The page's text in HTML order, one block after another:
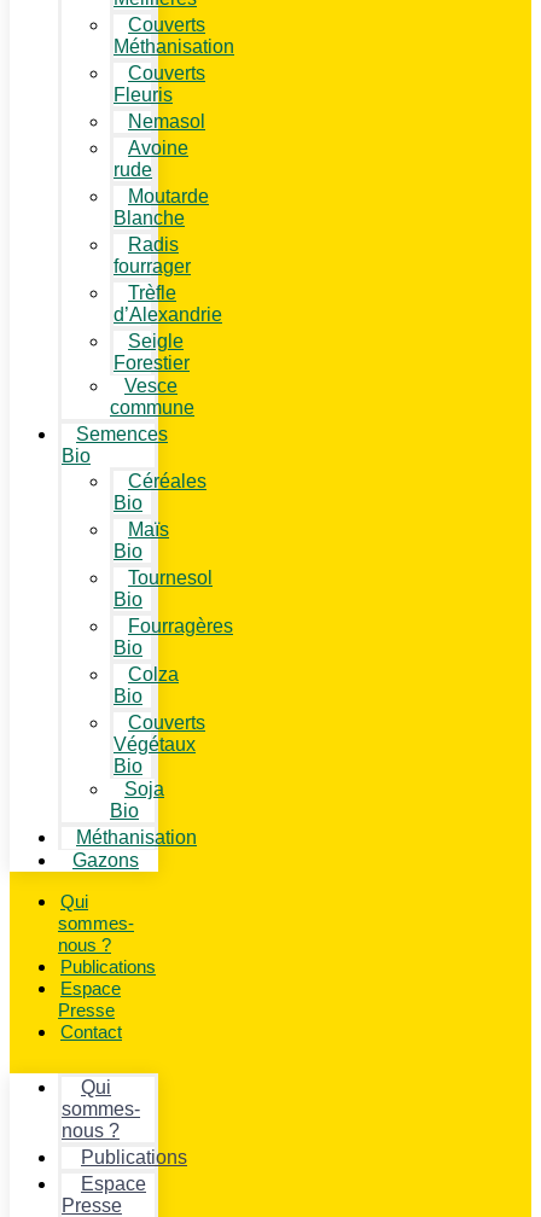
Couverts
Méthanisation
Couverts
Fleuris
Nemasol
Avoine
rude
Moutarde
Blanche
Radis
fourrager
Trèfle
d’Alexandrie
Seigle
Forestier
Vesce
commune
Semences
Bio
Céréales
Bio
Maïs
Bio
Tournesol
Bio
Fourragères
Bio
Colza
Bio
Couverts
Végétaux
Bio
Soja
Bio
Méthanisation
Gazons
Qui
sommes-
nous ?
Publications
Espace
Presse
Contact
Qui
sommes-
nous ?
Publications
Espace
Presse